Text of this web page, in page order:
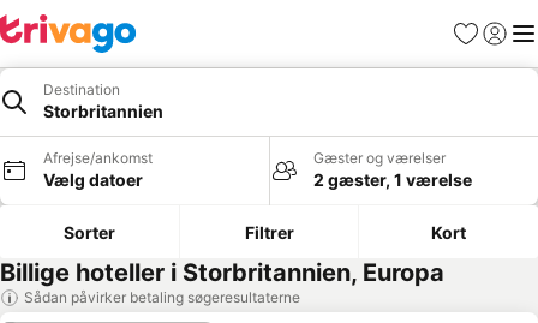
Favoritter
Log ind
Destination
Storbritannien
Afrejse/ankomst
Vælg datoer
Gæster og værelser
2 gæster, 1 værelse
Sorter Filtrer Kort
Billige hoteller i Storbritannien, Europa
Sådan påvirker betaling søgeresultaterne